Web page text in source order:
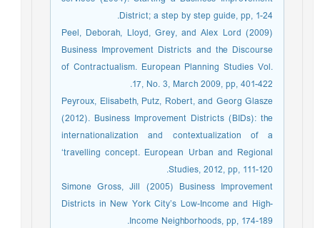
District; a step by step guide, pp, 1-24.
Peel, Deborah, Lloyd, Grey, and Alex Lord (2009)
Business Improvement Districts and the Discourse
of Contractualism. European Planning Studies Vol.
17, No. 3, March 2009, pp, 401-422.
Peyroux, Elisabeth, Putz, Robert, and Georg Glasze
(2012). Business Improvement Districts (BIDs): the
internationalization and contextualization of a
‘travelling concept. European Urban and Regional
Studies, 2012, pp, 111-120.
Simone Gross, Jill (2005) Business Improvement
Districts in New York City’s Low-Income and High-
Income Neighborhoods, pp, 174-189.